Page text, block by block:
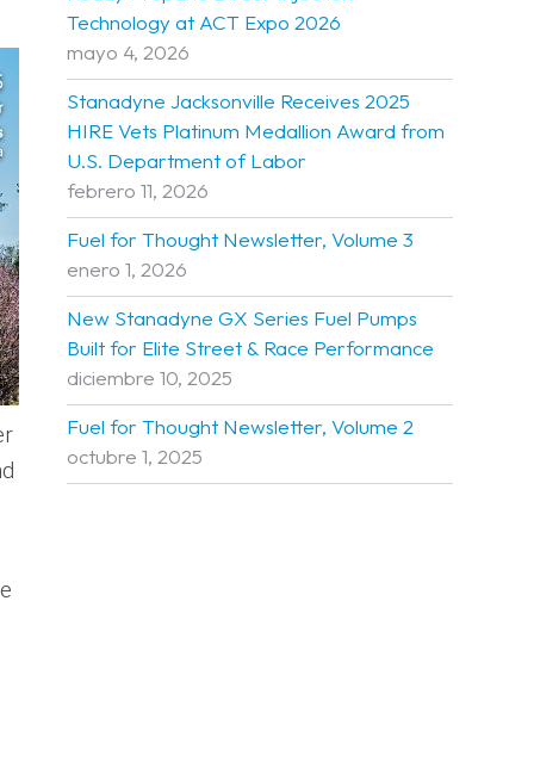
Technology at ACT Expo 2026
mayo 4, 2026
Stanadyne Jacksonville Receives 2025
HIRE Vets Platinum Medallion Award from
U.S. Department of Labor
febrero 11, 2026
Fuel for Thought Newsletter, Volume 3
enero 1, 2026
New Stanadyne GX Series Fuel Pumps
Built for Elite Street & Race Performance
diciembre 10, 2025
Fuel for Thought Newsletter, Volume 2
octubre 1, 2025